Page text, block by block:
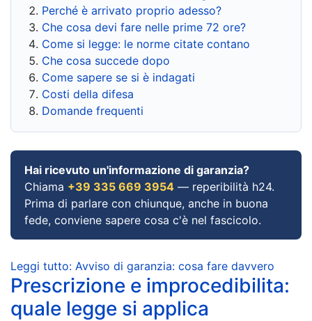
Perché è arrivato proprio adesso?
Che cosa devi fare nelle prime 72 ore?
Come si legge: le norme citate contano
Che cosa succede dopo
Come sapere se si è indagati
Costi della difesa
Domande frequenti
Hai ricevuto un'informazione di garanzia?
Chiama +39 335 669 3954 — reperibilità h24.
Prima di parlare con chiunque, anche in buona
fede, conviene sapere cosa c'è nel fascicolo.
Leggi tutto: Avviso di garanzia: cosa fare davvero
Prescrizione e improcedibilita:
quale legge si applica